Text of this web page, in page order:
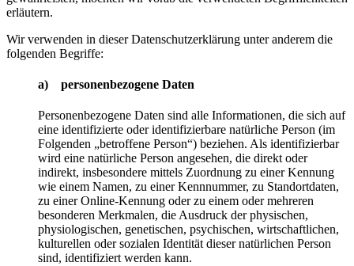
erläutern.
Wir verwenden in dieser Datenschutzerklärung unter anderem die
folgenden Begriffe:
a) personenbezogene Daten
Personenbezogene Daten sind alle Informationen, die sich auf
eine identifizierte oder identifizierbare natürliche Person (im
Folgenden „betroffene Person“) beziehen. Als identifizierbar
wird eine natürliche Person angesehen, die direkt oder
indirekt, insbesondere mittels Zuordnung zu einer Kennung
wie einem Namen, zu einer Kennnummer, zu Standortdaten,
zu einer Online-Kennung oder zu einem oder mehreren
besonderen Merkmalen, die Ausdruck der physischen,
physiologischen, genetischen, psychischen, wirtschaftlichen,
kulturellen oder sozialen Identität dieser natürlichen Person
sind, identifiziert werden kann.